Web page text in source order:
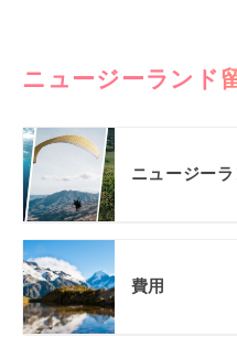
ニュージーランド
ニュージー
費用